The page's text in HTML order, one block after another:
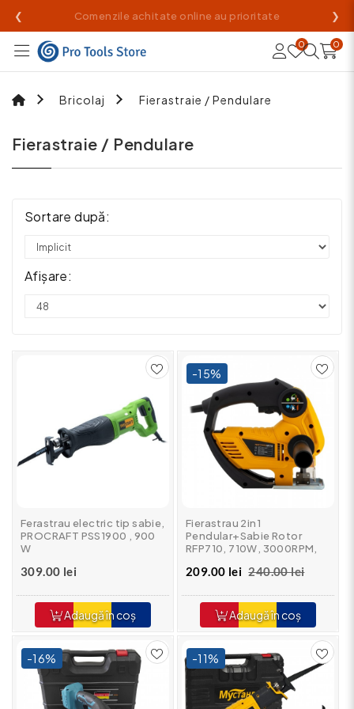
❮ Livrare rapidă din stoc propriu ❯
0 0
Bricolaj Fierastraie / Pendulare
Fierastraie / Pendulare
Sortare după:
Afișare:
Ferastrau electric tip sabie,
PROCRAFT PSS1900 , 900
W
309.00 lei
Adaugă în coș
-15%
Fierastrau 2in1
Pendular+Sabie Rotor
RFP710, 710W, 3000RPM,
otel 8mm
209.00 lei 240.00 lei
Adaugă în coș
-16% -11%